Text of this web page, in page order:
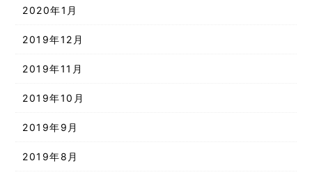
2020年1月
2019年12月
2019年11月
2019年10月
2019年9月
2019年8月